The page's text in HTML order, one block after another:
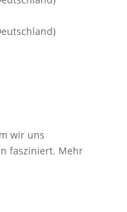
wir uns
fasziniert. Mehr